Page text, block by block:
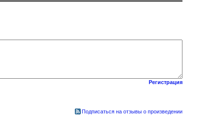
Регистрация
Подписаться на отзывы о произведении